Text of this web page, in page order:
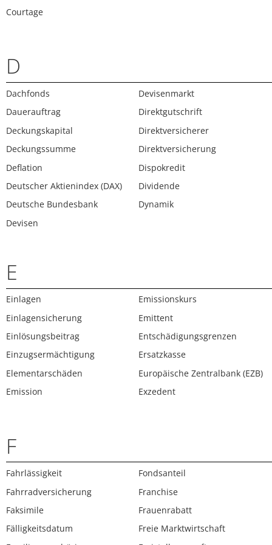
Courtage
D
Dachfonds
Dauerauftrag
Deckungskapital
Deckungssumme
Deflation
Deutscher Aktienindex (DAX)
Deutsche Bundesbank
Devisen
Devisenmarkt
Direktgutschrift
Direktversicherer
Direktversicherung
Dispokredit
Dividende
Dynamik
E
Einlagen
Einlagensicherung
Einlösungsbeitrag
Einzugsermächtigung
Elementarschäden
Emission
Emissionskurs
Emittent
Entschädigungsgrenzen
Ersatzkasse
Europäische Zentralbank (EZB)
Exzedent
F
Fahrlässigkeit
Fahrradversicherung
Faksimile
Fälligkeitsdatum
Fondsanteil
Franchise
Frauenrabatt
Freie Marktwirtschaft